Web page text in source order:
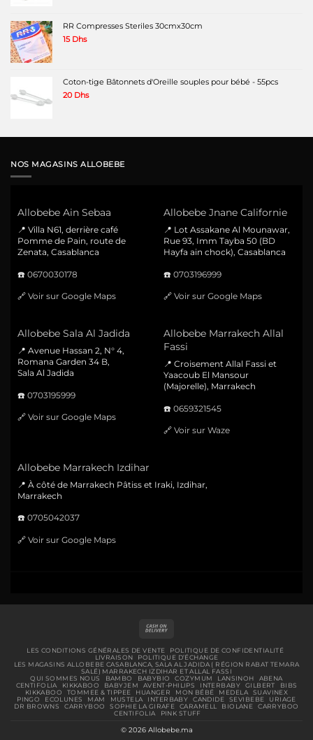
RR Compresses Steriles 30cmx30cm
15 Dhs
Coton-tige Bâtonnets d'Oreille souples pour bébé - 55pcs
20 Dhs
NOS MAGASINS ALLOBEBE
Allobebe Ain Sebaa
📍 Villa N61, derrière café
Pomme de Pain, route de
Zenata, Casablanca
☎️ 0670030178
🔗 Voir sur Google Maps
Allobebe Jnane Californie
📍 Lot Assakane Al Mounawar,
Rue 93, Imm Tayba 50 (BD
Hayfa ain chock), Casablanca
☎️ 0703196999
🔗 Voir sur Google Maps
Allobebe Sala Al Jadida
📍 Avenue Hassan 2, N° 4,
Romana Garden 34 B,
Sala Al Jadida
☎️ 0703195999
🔗 Voir sur Google Maps
Allobebe Marrakech Allal
Fassi
📍 Croisement Allal Fassi et
Yaacoub El Mansour
(Majorelle), Marrakech
☎️ 0659321545
🔗 Voir sur Waze
Allobebe Marrakech Izdihar
📍 À côté de Marrakech Pâtiss et Iraki, Izdihar,
Marrakech
☎️ 0705042037
🔗 Voir sur Google Maps
Delivery
LES CONDITIONS GÉNÉRALES DE VENTE
POLITIQUE DE CONFIDENTIALITÉ
LIVRAISON
POLITIQUE D’ÉCHANGE
LES MAGASINS ALLOBEBE CASABLANCA, SALA AL JADIDA ( RÉGION RABAT TEMARA
SALÉ) MARRAKECH IZDIHAR ET ALLAL FASSI
QUI SOMMES NOUS
BAMBO BABYBIO COZYMUM LANSINOH
ABENA
CENTIFOLIA
KIKKABOO BABYJEM AVENT-PHILIPS INTERBABY GILBERT
BIBS
KIKKABOO
TOMMEE & TIPPEE HUANGER MON BÉBÉ MEDELA
SUAVINEX
PINGO
ECOLUNES MAM MUSTELA INTERBABY CANDIDE SEVIBEBE
URIAGE
DR BROWNS
CARRYBOO SOPHIE LA GIRAFE CARAMELL BIOLANE
CARRYBOO
CENTIFOLIA
PINK STUFF
© 2026 Allobebe.ma